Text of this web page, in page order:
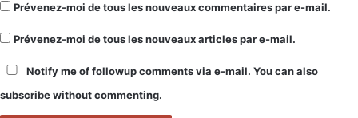
Prévenez-moi de tous les nouveaux commentaires par e-mail.
Prévenez-moi de tous les nouveaux articles par e-mail.
Notify me of followup comments via e-mail. You can also
subscribewithout commenting.